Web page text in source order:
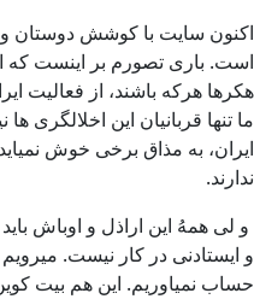
اکنون سایت با کوشش دوستان و
است. باری تصورم بر اینست
هکرها هرکه باشند، از فعالیت
ما تنها قربانیان این اخلالگری
ایران، به مذاق برخی خوش
ندارند.
و لی همهُ این اراذل و اوباش باید
و ایستادنی در کار نیست.
حساب نمیاوریم. این هم بیت